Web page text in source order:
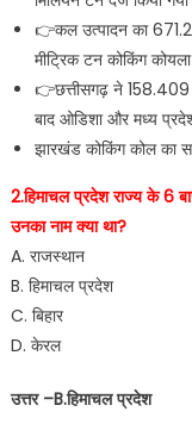
👉कल उत्पादन का
मीट्रिक टन कोकिंग
👉छत्तीसगढ़ ने 158.409
बाद ओडिशा और मध्य
झारखंड कोकिंग कोल का
2.हिमाचल प्रदेश राज्य के 6
उनका नाम क्या था?
A. राजस्थान
B. हिमाचल प्रदेश
C. बिहार
D. केरल
उत्तर –B.हिमाचल प्रदेश